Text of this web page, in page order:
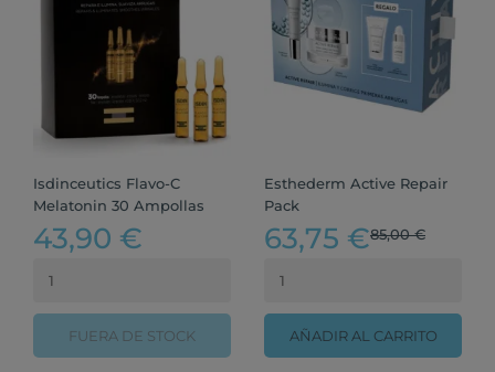
Isdinceutics Flavo-C
Melatonin 30 Ampollas
43,90 €
FUERA DE STOCK
Esthederm Active Repair
Pack
63,75 €85,00 €
AÑADIR AL CARRITO